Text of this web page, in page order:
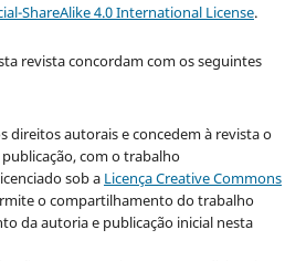
ShareAlike 4.0 International License.
revista concordam com os seguintes
direitos autorais e concedem à revista o
com o trabalho
sob a Licença Creative Commons
o compartilhamento do trabalho
da autoria e publicação inicial nesta